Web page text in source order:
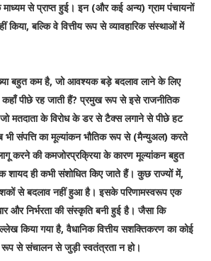
से प्राप्त हुई। इन (और कई अन्य) ग्राम पंचायनों
किया, बल्कि वे वित्तीय रूप से व्यावहारिक संस्थाओं में
बहुत कम है, जो आवश्यक बड़े बदलाव लाने के लिए
कहाँ पीछे रह जाती हैं? प्रमुख रूप से इसे राजनीतिक
मतदाता के विरोध के डर से टैक्स लगाने से पीछे हट
संपत्ति का मूल्यांकन भौतिक रूप से (मैन्युअल) करते
करने की कमजोरप्रक्रिया के कारण मूल्यांकन बहुत
शायद ही कभी संशोधित किए जाते हैं। कुछ राज्यों में,
से बदलाव नहीं हुआ है। इसके परिणामस्वरूप एक
और निर्भरता की संस्कृति बनी हुई है। जैसा कि
किया गया है, वैधानिक वित्तीय सशक्तिकरण का कोई
रूप से संचालन से जुड़ी स्वतंत्रता न हो।